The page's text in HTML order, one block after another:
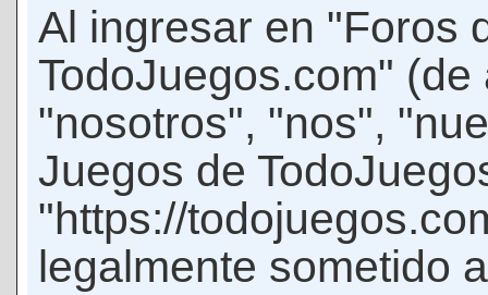
Al ingresar en "Foros
TodoJuegos.com"
"nosotros", "nos",
Juegos de
"https://
legalmente sometido